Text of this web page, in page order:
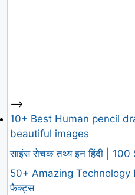
-->
10+ Best Human pencil
beautiful images
साइंस रोचक तथ्य इन हिंदी |
50+ Amazing Technology
फैक्ट्स